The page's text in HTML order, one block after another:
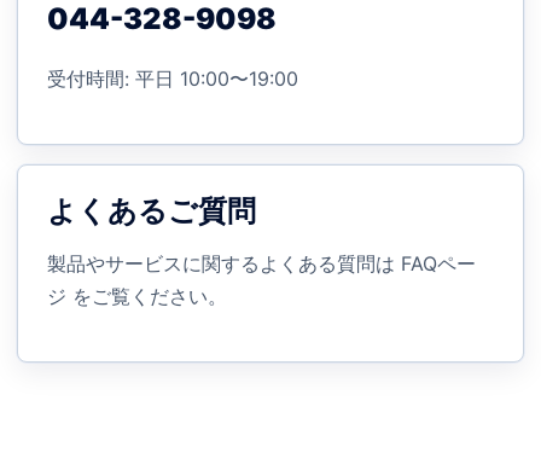
044-328-9098
受付時間: 平日 10:00〜19:00
よくあるご質問
製品やサービスに関するよくある質問は FAQペー
ジ をご覧ください。